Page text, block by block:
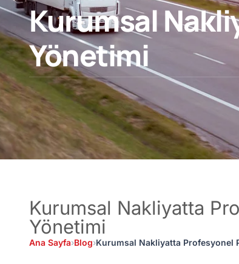
Kurumsal
Yönetimi
Kurumsal Nakliyatta
Yönetimi
Ana Sayfa›Blog›Kurumsal Nakliyatta Profesyonel